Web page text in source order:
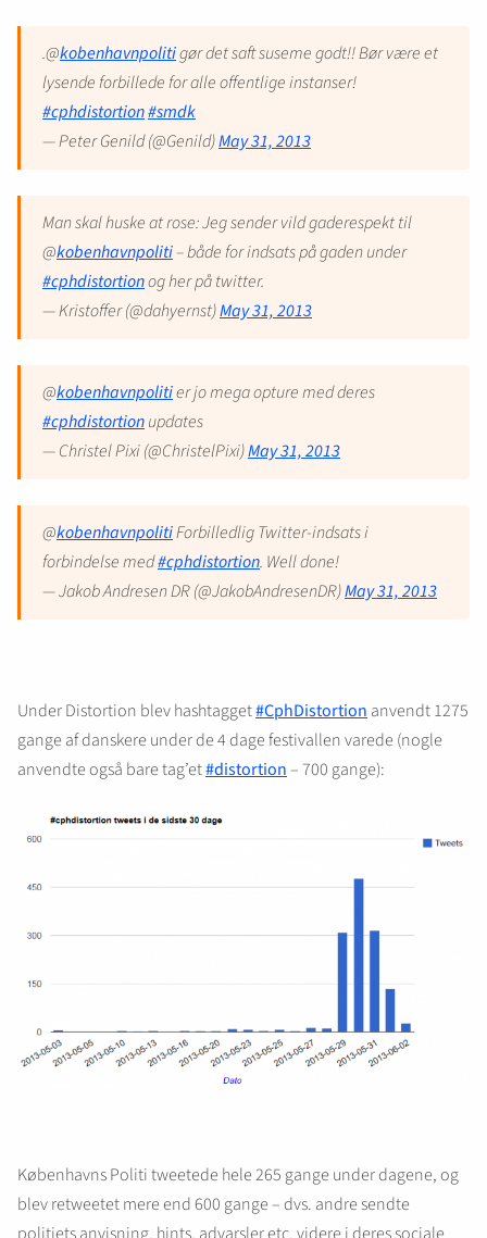
.@kobenhavnpolitigør det saft suseme godt!! Bør være et
lysende forbillede for alle offentlige instanser!
#cphdistortion#smdk
— Peter Genild (@Genild)May 31, 2013
Man skal huske at rose: Jeg sender vild gaderespekt til
@kobenhavnpoliti– både for indsats på gaden under
#cphdistortionog her på twitter.
— Kristoffer (@dahyernst)May 31, 2013
@kobenhavnpolitier jo mega opture med deres
#cphdistortionupdates
— Christel Pixi (@ChristelPixi)May 31, 2013
@kobenhavnpolitiForbilledlig Twitter-indsats i
forbindelse med#cphdistortion. Well done!
— Jakob Andresen DR (@JakobAndresenDR)May 31, 2013
Under Distortion blev hashtagget#CphDistortion anvendt 1275
gange af danskere under de 4 dage festivallen varede (nogle
anvendte også bare tag’et#distortion – 700 gange):
Københavns Politi tweetede hele 265 gange under dagene, og
blev retweetet mere end 600 gange – dvs. andre sendte